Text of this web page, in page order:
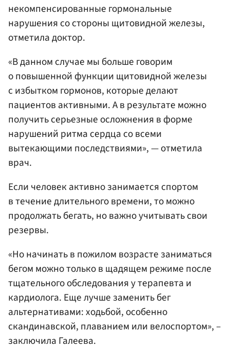
некомпенсированные гормональные
нарушения со стороны щитовидной железы,
отметила доктор.
«В данном случае мы больше говорим
о повышенной функции щитовидной железы
с избытком гормонов, которые делают
пациентов активными. А в результате можно
получить серьезные осложнения в форме
нарушений ритма сердца со всеми
вытекающими последствиями», — отметила
врач.
Если человек активно занимается спортом
в течение длительного времени, то можно
продолжать бегать, но важно учитывать свои
резервы.
«Но начинать в пожилом возрасте заниматься
бегом можно только в щадящем режиме после
тщательного обследования у терапевта и
кардиолога. Еще лучше заменить бег
альтернативами: ходьбой, особенно
скандинавской, плаванием или велоспортом», –
заключила Галеева.